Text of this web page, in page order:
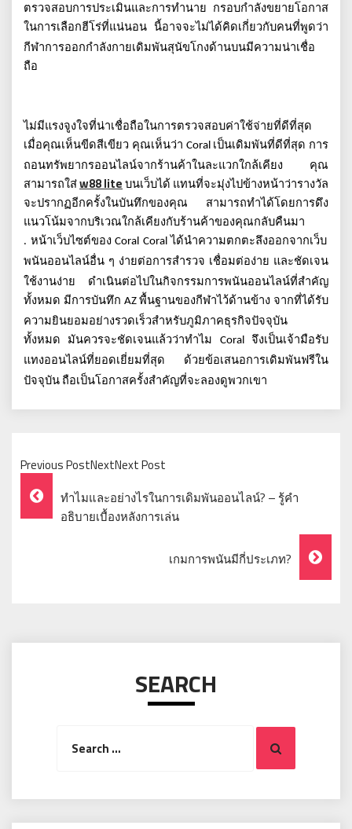
ตรวจสอบการประเมินและการทำนาย
กรอบกำลังขยายโอกาส
ในการเลือกฮีโร่ที่แน่นอน นี้อาจจะไม่ได้คิดเกี่ยวกับคนที่พูดว่า
กีฬาการออกกำลังกายเดิมพันสุนัขโกงด้านบนมีความน่าเชื่อ
ถือ
ไม่มีแรงจูงใจที่น่าเชื่อถือในการตรวจสอบค่าใช้จ่ายที่ดีที่สุด
เมื่อคุณเห็นขีดสีเขียว คุณเห็นว่า Coral เป็นเดิมพันที่ดีที่สุด การ
ถอนทรัพยากรออนไลน์จากร้านค้าในละแวกใกล้เคียง
คุณ
สามารถใส่w88 lite บนเว็บได้ แทนที่จะมุ่งไปข้างหน้าว่ารางวัล
จะปรากฏอีกครั้งในบันทึกของคุณ
สามารถทำได้โดยการดึง
แนวโน้มจากบริเวณใกล้เคียงกับร้านค้าของคุณกลับคืนมา
. หน้าเว็บไซต์ของCoral Coralได้นำความตกตะลึงออกจากเว็บ
พนันออนไลน์อื่น ๆ ง่ายต่อการสำรวจ เชื่อมต่อง่าย และชัดเจน
ใช้งานง่าย
ดำเนินต่อไปในกิจกรรมการพนันออนไลน์ที่สำคัญ
ทั้งหมด มีการบันทึก AZพื้นฐานของกีฬาไว้ด้านข้าง จากที่ได้รับ
ความยินยอมอย่างรวดเร็วสำหรับภูมิภาคธุรกิจปัจจุบัน
ทั้งหมด
มันควรจะชัดเจนแล้วว่าทำไม Coral จึงเป็นเจ้ามือรับ
แทงออนไลน์ที่ยอดเยี่ยมที่สุด
ด้วยข้อเสนอการเดิมพันฟรีใน
ปัจจุบัน ถือเป็นโอกาสครั้งสำคัญที่จะลองดูพวกเขา
Previous PostNextNext Post
Post
Navigation
ทำไมและอย่างไรในการเดิมพันออนไลน์? – รู้คำ
อธิบายเบื้องหลังการเล่น
เกมการพนันมีกี่ประเภท?
SEARCH
Search